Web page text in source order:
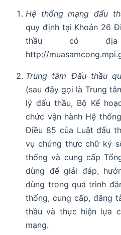
Hệ thống mạng đấu
quy định tại Khoản 26
thầu có
http://
Trung tâm Đấu thầu
(sau đây gọi là Trung
lý đấu thầu, Bộ Kế
chức vận hành Hệ
Điều 85 của Luật đấu
vụ chứng thực chữ ký
thống và cung cấp
dùng để giải đáp,
dùng trong quá trình
thống, cung cấp, đăng
thầu và thực hiện lựa
mạng.